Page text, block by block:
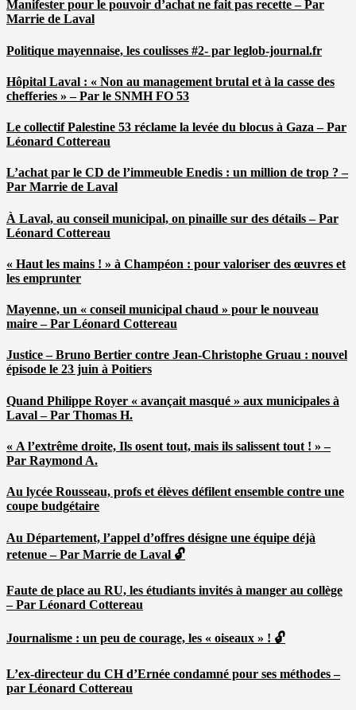
Manifester pour le pouvoir d’achat ne fait pas recette – Par
Marrie de Laval
Politique mayennaise, les coulisses #2- par leglob-journal.fr
Hôpital Laval : « Non au management brutal et à la casse des
chefferies » – Par le SNMH FO 53
Le collectif Palestine 53 réclame la levée du blocus à Gaza – Par
Léonard Cottereau
L’achat par le CD de l’immeuble Enedis : un million de trop ? –
Par Marrie de Laval
À Laval, au conseil municipal, on pinaille sur des détails – Par
Léonard Cottereau
« Haut les mains ! » à Champéon : pour valoriser des œuvres et
les emprunter
Mayenne, un « conseil municipal chaud » pour le nouveau
maire – Par Léonard Cottereau
Justice – Bruno Bertier contre Jean-Christophe Gruau : nouvel
épisode le 23 juin à Poitiers
Quand Philippe Royer « avançait masqué » aux municipales à
Laval – Par Thomas H.
« A l’extrême droite, Ils osent tout, mais ils salissent tout ! » –
Par Raymond A.
Au lycée Rousseau, profs et élèves défilent ensemble contre une
coupe budgétaire
Au Département, l’appel d’offres désigne une équipe déjà
retenue – Par Marrie de Laval 🔓
Faute de place au RU, les étudiants invités à manger au collège
– Par Léonard Cottereau
Journalisme : un peu de courage, les « oiseaux » ! 🔓
L’ex-directeur du CH d’Ernée condamné pour ses méthodes –
par Léonard Cottereau